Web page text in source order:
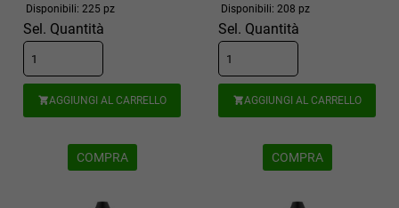
Disponibili: 225 pz
Sel. Quantità
AGGIUNGI AL CARRELLO
COMPRA
Disponibili: 208 pz
Sel. Quantità
AGGIUNGI AL CARRELLO
COMPRA